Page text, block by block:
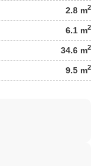
2.8 m2
6.1 m2
34.6 m2
9.5 m2